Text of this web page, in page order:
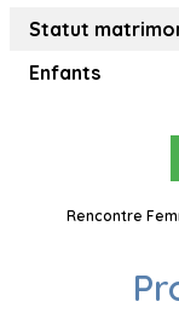
Statut
Enfants
Rencontre